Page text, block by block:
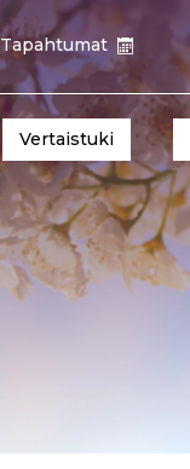
Tapahtumat
Vertaistuki